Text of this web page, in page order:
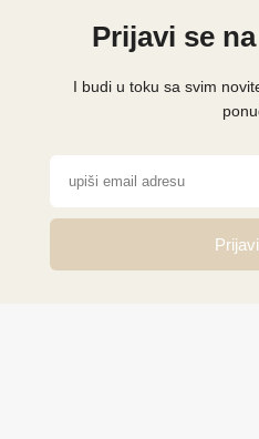
Prijavi se
I budi u toku sa svim